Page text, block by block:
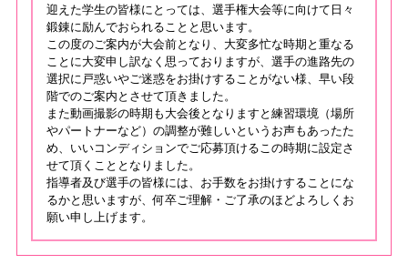
迎えた学生の皆様にとっては、選手権大会等に向けて日々
鍛錬に励んでおられることと思います。
この度のご案内が大会前となり、大変多忙な時期と重なる
ことに大変申し訳なく思っておりますが、選手の進路先の
選択に戸惑いやご迷惑をお掛けすることがない様、早い段
階でのご案内とさせて頂きました。
また動画撮影の時期も大会後となりますと練習環境（場所
やパートナーなど）の調整が難しいというお声もあったた
め、いいコンディションでご応募頂けるこの時期に設定さ
せて頂くこととなりました。
指導者及び選手の皆様には、お手数をお掛けすることにな
るかと思いますが、何卒ご理解・ご了承のほどよろしくお
願い申し上げます。